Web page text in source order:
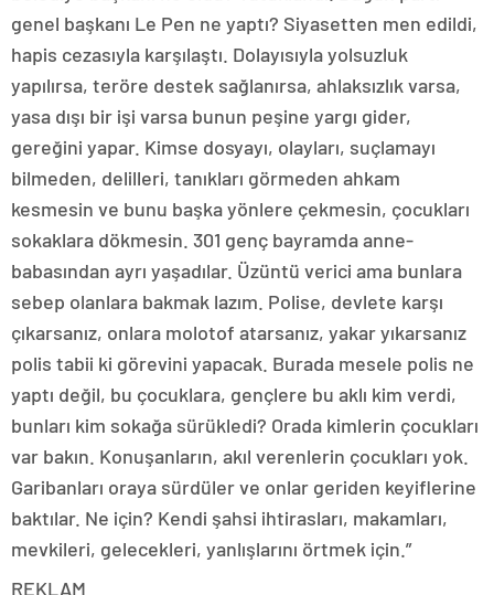
genel başkanı Le Pen ne yaptı? Siyasetten men edildi,
hapis cezasıyla karşılaştı. Dolayısıyla yolsuzluk
yapılırsa, teröre destek sağlanırsa, ahlaksızlık varsa,
yasa dışı bir işi varsa bunun peşine yargı gider,
gereğini yapar. Kimse dosyayı, olayları, suçlamayı
bilmeden, delilleri, tanıkları görmeden ahkam
kesmesin ve bunu başka yönlere çekmesin, çocukları
sokaklara dökmesin. 301 genç bayramda anne-
babasından ayrı yaşadılar. Üzüntü verici ama bunlara
sebep olanlara bakmak lazım. Polise, devlete karşı
çıkarsanız, onlara molotof atarsanız, yakar yıkarsanız
polis tabii ki görevini yapacak. Burada mesele polis ne
yaptı değil, bu çocuklara, gençlere bu aklı kim verdi,
bunları kim sokağa sürükledi? Orada kimlerin çocukları
var bakın. Konuşanların, akıl verenlerin çocukları yok.
Garibanları oraya sürdüler ve onlar geriden keyiflerine
baktılar. Ne için? Kendi şahsi ihtirasları, makamları,
mevkileri, gelecekleri, yanlışlarını örtmek için.”
REKLAM